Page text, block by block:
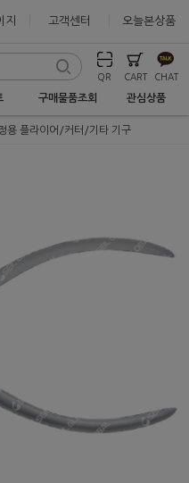
지 고객센터 오늘본상품
QR CART CHAT
구매물품조회 관심상품
용 플라이어/커터/기타 기구